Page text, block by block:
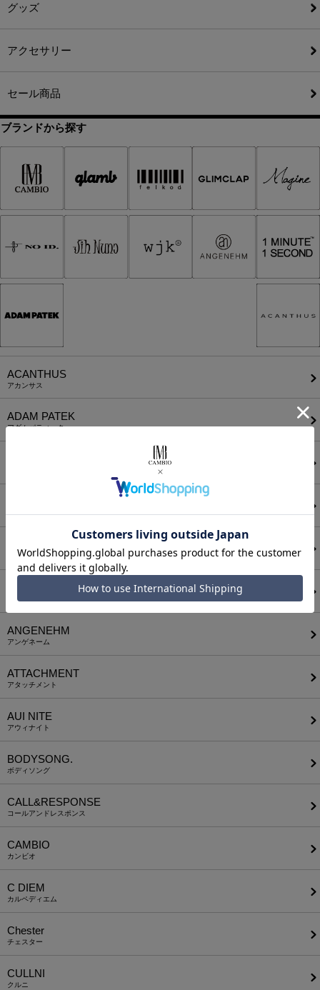
グッズ
アクセサリー
セール商品
ブランドから探す
ACANTHUS
アカンサス
ADAM PATEK
アダムパティック
アーネイ
エーケーエム
ア リトル
ANGENEHM
アンゲネーム
ATTACHMENT
アタッチメント
AUI NITE
アウィナイト
BODYSONG.
ボディソング
CALL&RESPONSE
コールアンドレスポンス
CAMBIO
カンビオ
C DIEM
カルペディエム
Chester
チェスター
CULLNI
クルニ